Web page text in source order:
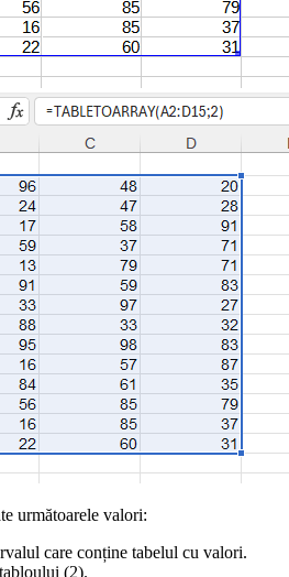
următoarele valori:
care conține tabelul cu valori.
(2).